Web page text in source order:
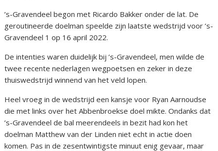
’s-Gravendeel begon met Ricardo Bakker onder de lat. De
geroutineerde doelman speelde zijn laatste wedstrijd voor ’s-
Gravendeel 1 op 16 april 2022.
De intenties waren duidelijk bij ’s-Gravendeel, men wilde de
twee recente nederlagen wegpoetsen en zeker in deze
thuiswedstrijd winnend van het veld lopen.
Heel vroeg in de wedstrijd een kansje voor Ryan Aarnoudse
die met links over het Abbenbroekse doel mikte. Ondanks dat
’s-Gravendeel de bal meerendeels in bezit had kon het
doelman Matthew van der Linden niet echt in actie doen
komen. Pas in de zesentwintigste minuut enig gevaar, maar